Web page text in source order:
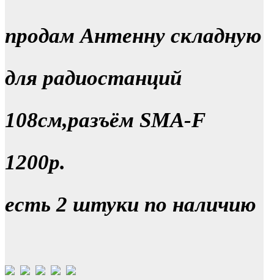
продам Антенну складную
для радиостанций
108см,разъём SMA-F
1200р.
есть 2 штуки по наличию